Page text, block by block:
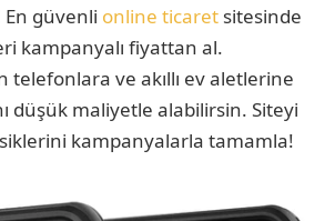
En güvenli online ticaret sitesinde
kampanyalı fiyattan al.
telefonlara ve akıllı ev aletlerine
düşük maliyetle alabilirsin. Siteyi
kampanyalarla tamamla!